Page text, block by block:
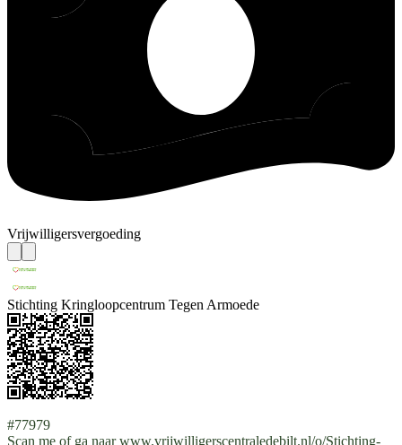
Vrijwilligersvergoeding
Stichting Kringloopcentrum Tegen Armoede
#77979
Scan me of ga naar www.vrijwilligerscentraledebilt.nl/o/Stichting-